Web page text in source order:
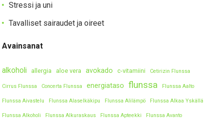
Stressi ja uni
Tavalliset sairaudet ja oireet
Avainsanat
alkoholi allergia aloe vera avokado c-vitamiini Cetirizin Flunssa
Cirrus Flunssa Concerta Flunssa energiataso flunssa Flunssa Aalto
Flunssa Aivastelu Flunssa Alaselkäkipu Flunssa Alilämpö Flunssa Alkaa Yskällä
Flunssa Alkoholi Flunssa Alkuraskaus Flunssa Apteekki Flunssa Avanto